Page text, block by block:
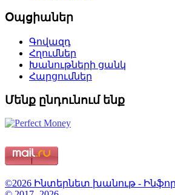
Օպցիաներ
Գովազդ
Հղումներ
Խանութների ցանկ
Հարցումներ
Մենք ընդունում ենք
©2026 Ինտերնետ խանութ -